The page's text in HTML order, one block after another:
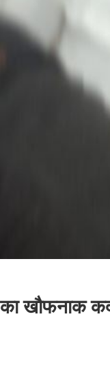
खौफनाक